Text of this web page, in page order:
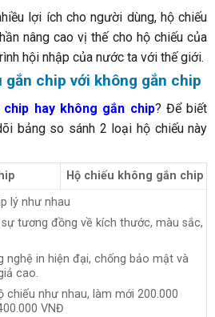
lợi ích cho người dùng, hộ chiếu
nâng cao vị thế cho hộ chiếu của
hội nhập của nước ta với thế giới.
gắn chip với không gắn chip
hay không gắn chip? Để biết
bảng so sánh 2 loại hộ chiếu này
Hộ chiếu không gắn chip
lý như nhau
tương đồng về kích thước, màu sắc,
nghệ in hiện đại, chống bảo mật và
cao.
chiếu như nhau, làm mới 200.000
VNĐ